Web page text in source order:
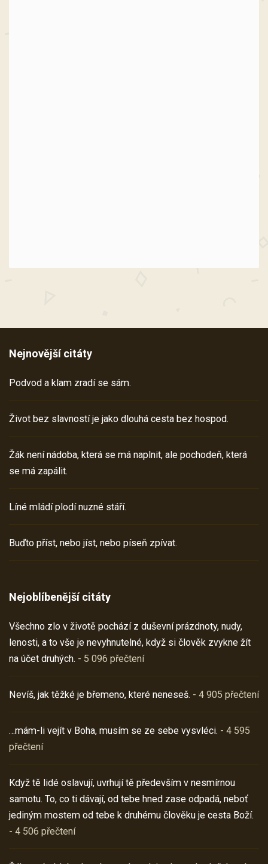
Nejnovější citáty
Podvod a klam zradí se sám.
Život bez slavností je jako dlouhá cesta bez hospod.
Žák není nádoba, která se má naplnit, ale pochodeň, která
se má zapálit.
Líné mládí plodí nuzné stáří.
Buďto příst, nebo jíst, nebo píseň zpívat.
Nejoblíbenější citáty
Všechno zlo v životě pochází z duševní prázdnoty, nudy,
lenosti, a to vše je nevyhnutelné, když si člověk zvykne žít
na účet druhých. - 5 096 přečtení
Nevíš, jak těžké je břemeno, které neneseš. - 4 905 přečtení
…mám-li vejít v Boha, musím se ze sebe vysvléci. - 4 595
přečtení
Když tě lidé oslavují, uvrhují tě především v nesmírnou
samotu. To, co ti dávají, od tebe hned zase odpadá, neboť
jediným mostem od tebe k druhému člověku je cesta Boží.
- 4 506 přečtení